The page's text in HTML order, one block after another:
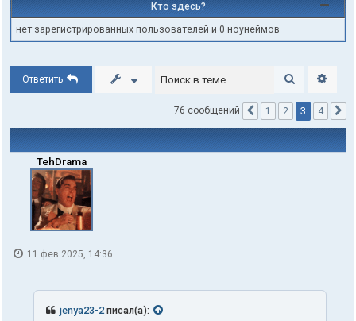
Кто здесь?
нет зарегистрированных пользователей и 0 ноунеймов
Ответить Поиск
76 сообщений Пред.
1 2 3 4
TehDrama
11 фев 2025, 14:36
jenya23-2 писал(а):